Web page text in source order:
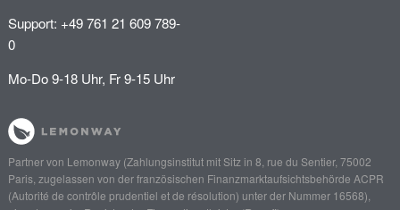
Support: +49 761 21 609 789-
0
Mo-Do 9-18 Uhr, Fr 9-15 Uhr
Partner von Lemonway(Zahlungsinstitut mit Sitz in 8, rue du Sentier, 75002
Paris, zugelassen von der französischen Finanzmarktaufsichtsbehörde ACPR
(Autorité de contrôle prudentiel et de résolution) unter der Nummer 16568),